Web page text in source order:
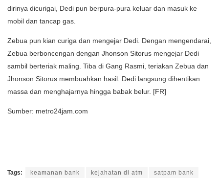
dirinya dicurigai, Dedi pun berpura-pura keluar dan masuk ke
mobil dan tancap gas.
Zebua pun kian curiga dan mengejar Dedi. Dengan mengendarai,
Zebua berboncengan dengan Jhonson Sitorus mengejar Dedi
sambil berteriak maling. Tiba di Gang Rasmi, teriakan Zebua dan
Jhonson Sitorus membuahkan hasil. Dedi langsung dihentikan
massa dan menghajarnya hingga babak belur. [FR]
Sumber: metro24jam.com
Tags: keamanan bank kejahatan di atm satpam bank